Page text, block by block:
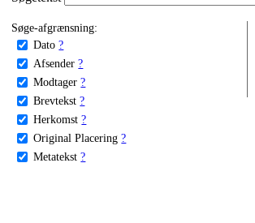
Søge-afgrænsning:
Dato ?
Afsender ?
Modtager ?
Brevtekst ?
Herkomst ?
Original Placering ?
Metatekst ?